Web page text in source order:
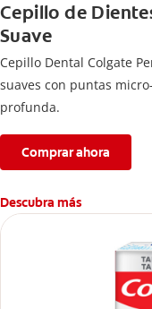
Cepillo de
Suave
Cepillo Dental Colgate
suaves con puntas
profunda.
Comprar ahora
Descubra más